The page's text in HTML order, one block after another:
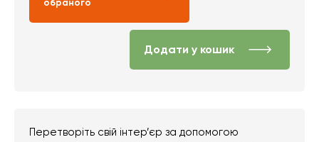
обраного
Додати у кошик
Перетворіть свій інтер’єр за допомогою